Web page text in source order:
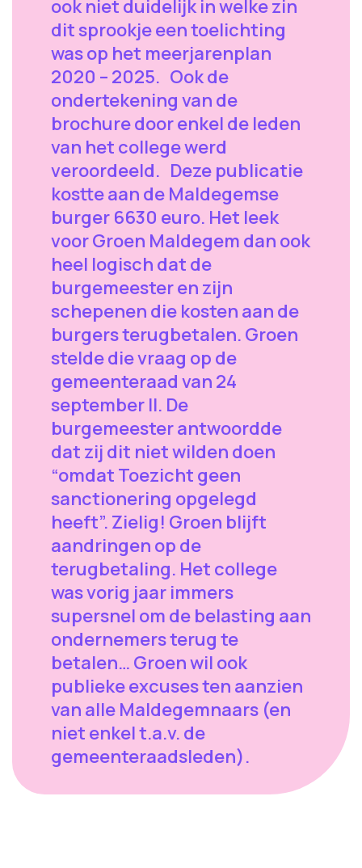
ook niet duidelijk in welke zin
dit sprookje een toelichting
was op het meerjarenplan
2020 – 2025. Ook de
ondertekening van de
brochure door enkel de leden
van het college werd
veroordeeld. Deze publicatie
kostte aan de Maldegemse
burger 6630 euro. Het leek
voor Groen Maldegem dan ook
heel logisch dat de
burgemeester en zijn
schepenen die kosten aan de
burgers terugbetalen. Groen
stelde die vraag op de
gemeenteraad van 24
september ll. De
burgemeester antwoordde
dat zij dit niet wilden doen
“omdat Toezicht geen
sanctionering opgelegd
heeft”. Zielig! Groen blijft
aandringen op de
terugbetaling. Het college
was vorig jaar immers
supersnel om de belasting aan
ondernemers terug te
betalen… Groen wil ook
publieke excuses ten aanzien
van alle Maldegemnaars (en
niet enkel t.a.v. de
gemeenteraadsleden).